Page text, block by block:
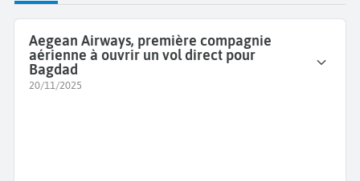
Aegean Airways, première compagnie
aérienne à ouvrir un vol direct pour
Bagdad
20/11/2025